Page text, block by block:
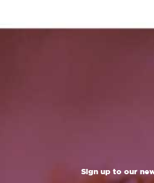
Sign up to our